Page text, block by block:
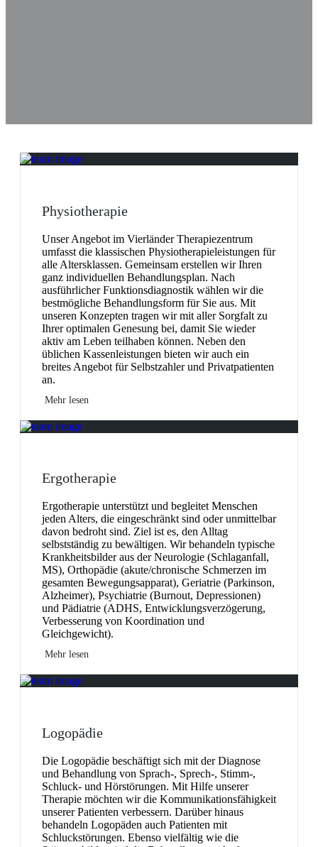
Physiotherapie
Unser Angebot im Vierländer Therapiezentrum
umfasst die klassischen Physiotherapieleistungen für
alle Altersklassen. Gemeinsam erstellen wir Ihren
ganz individuellen Behandlungsplan. Nach
ausführlicher Funktionsdiagnostik wählen wir die
bestmögliche Behandlungsform für Sie aus. Mit
unseren Konzepten tragen wir mit aller Sorgfalt zu
Ihrer optimalen Genesung bei, damit Sie wieder
aktiv am Leben teilhaben können. Neben den
üblichen Kassenleistungen bieten wir auch ein
breites Angebot für Selbstzahler und Privatpatienten
an.
Mehr lesen
Ergotherapie
Ergotherapie unterstützt und begleitet Menschen
jeden Alters, die eingeschränkt sind oder unmittelbar
davon bedroht sind. Ziel ist es, den Alltag
selbstständig zu bewältigen. Wir behandeln typische
Krankheitsbilder aus der Neurologie (Schlaganfall,
MS), Orthopädie (akute/chronische Schmerzen im
gesamten Bewegungsapparat), Geriatrie (Parkinson,
Alzheimer), Psychiatrie (Burnout, Depressionen)
und Pädiatrie (ADHS, Entwicklungsverzögerung,
Verbesserung von Koordination und
Gleichgewicht).
Mehr lesen
Logopädie
Die Logopädie beschäftigt sich mit der Diagnose
und Behandlung von Sprach-, Sprech-, Stimm-,
Schluck- und Hörstörungen. Mit Hilfe unserer
Therapie möchten wir die Kommunikationsfähigkeit
unserer Patienten verbessern. Darüber hinaus
behandeln Logopäden auch Patienten mit
Schluckstörungen. Ebenso vielfältig wie die